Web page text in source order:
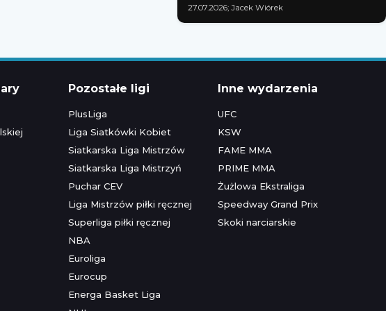
27.07.2026; Jacek Wiórek
Pozostałe ligi
PlusLiga
Liga Siatkówki Kobiet
Siatkarska Liga Mistrzów
Siatkarska Liga Mistrzyń
Puchar CEV
Liga Mistrzów piłki ręcznej
Superliga piłki ręcznej
NBA
Euroliga
Eurocup
Energa Basket Liga
Inne wydarzenia
UFC
KSW
FAME MMA
PRIME MMA
Żużlowa Ekstraliga
Speedway Grand Prix
Skoki narciarskie